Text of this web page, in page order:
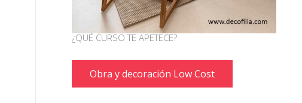
¿QUÉ CURSO TE APETECE?
Obra y decoración Low Cost